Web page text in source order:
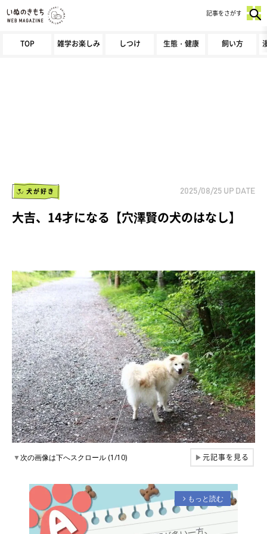
TOP 雑学お楽しみ しつけ 生態・健康 飼い方
記事をさがす
犬が好き 2025/08/25 UP DATE
大吉、14才になる【穴澤賢の犬のはなし】
▼次の画像は下へスクロール (1/10) ▶元記事を見る
arrow_forward_ios もっと読む